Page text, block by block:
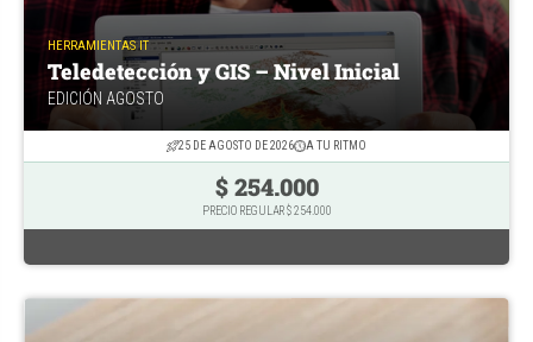
HERRAMIENTAS IT
Teledetección y GIS – Nivel Inicial
EDICIÓN AGOSTO
25 DE AGOSTO DE 2026 A TU RITMO
$ 254.000
PRECIO REGULAR $ 254.000